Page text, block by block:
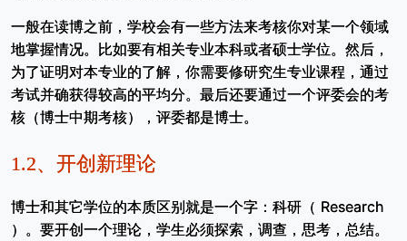
一般在读博之前，学校会有一些方法来考核你对某一个领域
地掌握情况。比如要有相关专业本科或者硕士学位。然后，
为了证明对本专业的了解，你需要修研究生专业课程，通过
考试并确获得较高的平均分。最后还要通过一个评委会的考
核（博士中期考核），评委都是博士。
1.2、 开创新理论
博士和其它学位的本质区别就是一个字：科研（ Research
）。要开创一个理论，学生必须探索，调查，思考，总结。